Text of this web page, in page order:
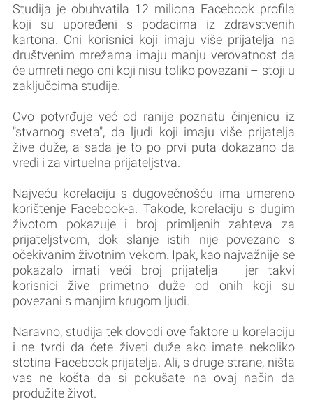
Studija je obuhvatila 12 miliona Facebook profila
koji su upoređeni s podacima iz zdravstvenih
kartona. Oni korisnici koji imaju više prijatelja na
društvenim mrežama imaju manju verovatnost da
će umreti nego oni koji nisu toliko povezani – stoji u
zaključcima studije.
Ovo potvrđuje već od ranije poznatu činjenicu iz
"stvarnog sveta", da ljudi koji imaju više prijatelja
žive duže, a sada je to po prvi puta dokazano da
vredi i za virtuelna prijateljstva.
Najveću korelaciju s dugovečnošću ima umereno
korištenje Facebook-a. Takođe, korelaciju s dugim
životom pokazuje i broj primljenih zahteva za
prijateljstvom, dok slanje istih nije povezano s
očekivanim životnim vekom. Ipak, kao najvažnije se
pokazalo imati veći broj prijatelja – jer takvi
korisnici žive primetno duže od onih koji su
povezani s manjim krugom ljudi.
Naravno, studija tek dovodi ove faktore u korelaciju
i ne tvrdi da ćete živeti duže ako imate nekoliko
stotina Facebook prijatelja. Ali, s druge strane, ništa
vas ne košta da si pokušate na ovaj način da
produžite život.